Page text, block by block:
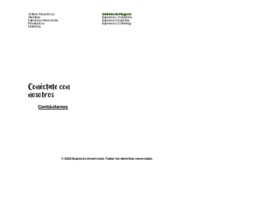
Sobre Nosotros
Tiendas
Espresso Rewards
Productos
Noticias
Unidades de Negocio
Espresso Solutions
Espresso Express
Espresso Catering
Conéctate con
nosotros
Contáctanos
© 2025 Espresso Americano. Todos los derechos reservados.